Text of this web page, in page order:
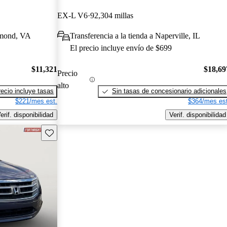
VA
$11,321
incluye tasas
$221/mes est.
disponibilidad
EX-L V6 92,304 millas
Transferencia a la tienda a Naperville, IL
El precio incluye envío de $699
Precio
alto
Sin tasas de concesionario adicionales
$364/mes
Verif. disponibilidad
Guarda este Aviso